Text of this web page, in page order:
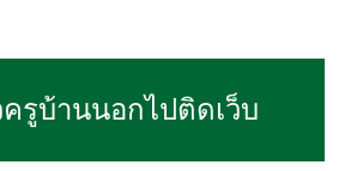
รูบ้านนอกไปติดเว็บ